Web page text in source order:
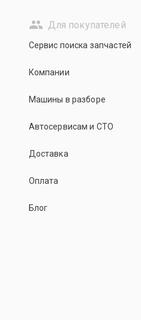
Для покупателей
Сервис поиска запчастей
Компании
Машины в разборе
Автосервисам и СТО
Доставка
Оплата
Блог